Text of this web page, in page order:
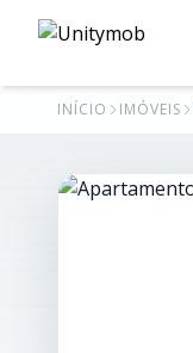
INÍCIO IMÓVEIS